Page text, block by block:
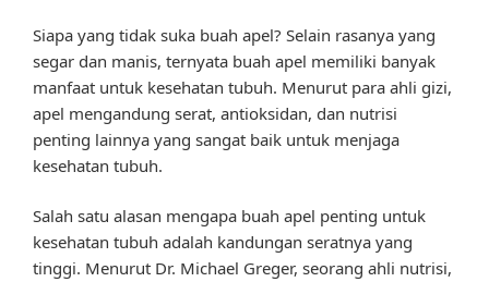
Siapa yang tidak suka buah apel? Selain rasanya yang
segar dan manis, ternyata buah apel memiliki banyak
manfaat untuk kesehatan tubuh. Menurut para ahli gizi,
apel mengandung serat, antioksidan, dan nutrisi
penting lainnya yang sangat baik untuk menjaga
kesehatan tubuh.
Salah satu alasan mengapa buah apel penting untuk
kesehatan tubuh adalah kandungan seratnya yang
tinggi. Menurut Dr. Michael Greger, seorang ahli nutrisi,